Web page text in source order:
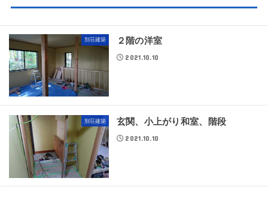
別荘建築 ２階の洋室
2021.10.10
別荘建築 玄関、小上がり和室、階段
2021.10.10